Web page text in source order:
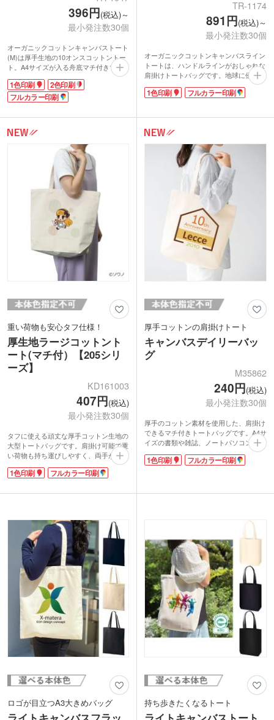
396円(税込)～
最小発注数30個
オーガニックコットンキャンバストート
(M)は厚手生地の10オンスコットントー
ト。A4サイズが入る舟底マチ付きで、
オーガニックコットンとは農薬を使用し
ていない地球環境に配慮されたエコ素
デザインでも映えるのでおススメ。セミ
の購入特典・ノベルティなど、幅広い用
途で使用でき販促効果の高いトートで
す。卒業記念品にもおすすめ。
印刷は1色・2色からフルカラー転写まで
対応。小ロットでのお申し込みも可能で
1色印刷
2色印刷
フルカラー印刷
TR-1174
891円(税込)～
最小発注数30個
オーガニックコットンキャンバスライン
トートは、ハンドルラインがおしゃれな
肩掛けトートバッグです。地球に優しい
オーガニックコットンを使用した生地
は、厚手で丈夫な10オンス。重たい物や
単色ワンポイント印刷からフルカラー印
刷も可能。好きなデザインを思いのまま
にオリジナルバッグが作れます。アパレ
ルの購入特典や、ショッパー、福袋用バ
ッグにも喜ばれます。地球環境に配慮し
たオーガニックコットン。SDGsに取り
組むノベルティです。
1色印刷 フルカラー印刷
重い荷物も安心タフ仕様！
厚生地ラージコットント
ート(マチ付）【205シリ
ーズ】
KD161003
407円(税込)
最小発注数30個
タフに使える頑丈な厚手コットン生地の
大型トートバッグです。肩掛け可能で重
い荷物も持ち運びしやすく、両手が空く
のでお出かけ時に便利です。しっかりと
した広めのマチが付いており、かさばる
厚手のしっかりしたつくりなので、アー
おすすめ。
印刷面が非常に広く、1色印刷だけでな
く鮮やかなフルカラー印刷にも対応。ブ
ランドの世界観を存分に表現した、イン
パクトのあるオリジナルグッズが作れま
す。
1色印刷 フルカラー印刷
厚手コットンの肩掛けトート
キャンバスデイリーバッ
グ
M35862
240円(税込)
最小発注数30個
厚手のコットン素材を使用した、肩掛け
できるマチ付きトートバッグです。A4サ
イズの書類や雑誌、ノートパソコンも入
る大容量サイズ。荷物が多い日のお出か
けにも便利です。シンプルなキャンバス
い物と幅広いシーンで使えるアイテムで
プルなキャンバス地にロゴが映え、ブラ
ンドをしっかりアピールできます。ノベ
ルティや販促品として配布しやすい実用
的なトートです。
1色印刷 フルカラー印刷
ロゴが目立つA3大きめバッグ 持ち歩きたくなるトート